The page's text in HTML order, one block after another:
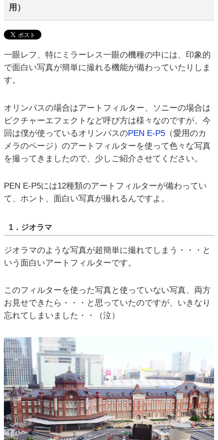
用）
一眼レフ、特にミラーレス一眼の機種の中には、印象的
で面白い写真が簡単に撮れる機能が備わっていたりしま
す。
オリンパスの場合はアートフィルター、ソニーの場合は
ピクチャーエフェクトなど呼び方は様々なのですが、今
回は僕が使っているオリンパスのPEN E-P5 （愛用のカ
メラのページ）のアートフィルターを使って色々な写真
を撮ってきましたので、少しご紹介させてください。
PEN E-P5には12種類のアートフィルターが備わってい
て、ホント、面白い写真が撮れるんですよ。
1．ジオラマ
ジオラマのような写真が超簡単に撮れてしまう・・・と
いう面白いアートフィルターです。
このフィルターを使った写真と使っていない写真、両方
お見せできたら・・・と思っていたのですが、いきなり
忘れてしまいました・・（泣）